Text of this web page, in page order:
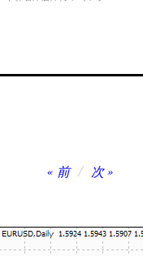
前 次